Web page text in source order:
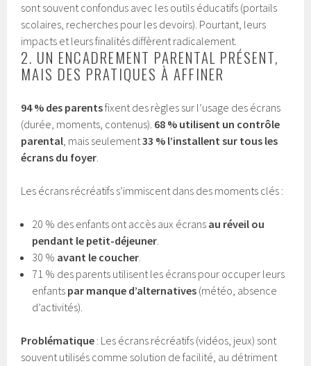
sont souvent confondus avec les outils éducatifs (portails
scolaires, recherches pour les devoirs). Pourtant, leurs
impacts et leurs finalités diffèrent radicalement.
2. UN ENCADREMENT PARENTAL PRÉSENT,
MAIS DES PRATIQUES À AFFINER
94 % des parentsfixent des règles sur l’usage des écrans
(durée, moments, contenus). 68 % utilisent un contrôle
parental, mais seulement33 % l’installent sur tous les
écrans du foyer.
Les écrans récréatifs s’immiscent dans des moments clés :
20 % des enfants ont accès aux écrans au réveil ou
pendant le petit-déjeuner.
30 % avant le coucher.
71 % des parents utilisent les écrans pour occuper leurs
enfants par manque d’alternatives (météo, absence
d’activités).
Problématique : Les écrans récréatifs (vidéos, jeux) sont
souvent utilisés comme solution de facilité, au détriment